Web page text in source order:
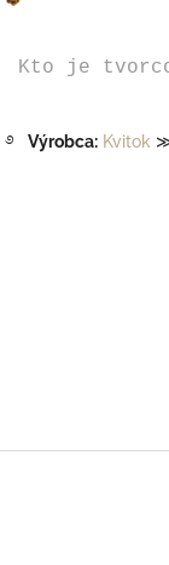
Kto je
࿔ Výrobca: Kvitok